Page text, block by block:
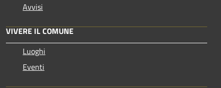
Avvisi
VIVERE IL COMUNE
Luoghi
Eventi